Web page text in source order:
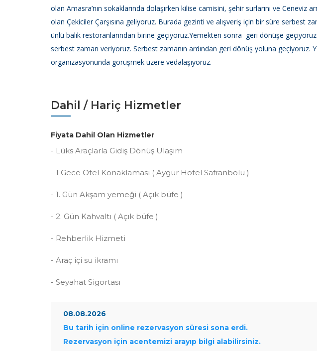
olan Amasra’nın sokaklarında dolaşırken kilise camisini, şehir surlarını ve
olan Çekiciler Çarşısına geliyoruz. Burada gezinti ve alışveriş için bir süre serbest
ünlü balık restoranlarından birine geçiyoruz.Yemekten sonra geri dönüşe
serbest zaman veriyoruz. Serbest zamanın ardından geri dönüş yoluna
organizasyonunda görüşmek üzere vedalaşıyoruz.
Dahil / Hariç Hizmetler
Fiyata Dahil Olan Hizmetler
- Lüks Araçlarla Gidiş Dönüş Ulaşım
- 1 Gece Otel Konaklaması ( Aygür Hotel Safranbolu )
- 1. Gün Akşam yemeği ( Açık büfe )
- 2. Gün Kahvaltı ( Açık büfe )
- Rehberlik Hizmeti
- Araç içi su ikramı
- Seyahat Sigortası
08.08.2026
Bu tarih için online rezervasyon süresi sona erdi.
Rezervasyon için acentemizi arayıp bilgi alabilirsiniz.